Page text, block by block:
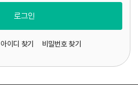
로그인
아이디 찾기 비밀번호 찾기